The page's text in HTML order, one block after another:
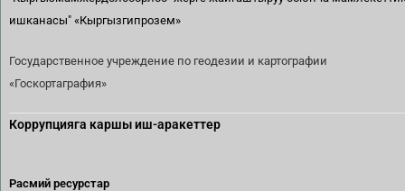
ишканасы" «Кыргызгипрозем»
Государственное учреждение по геодезии и картографии
«Госкортаграфия»
Коррупцияга каршы иш-аракеттер
Расмий ресурстар